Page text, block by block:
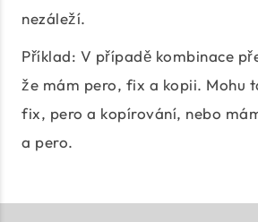
nezáleží.
Příklad: V případě kombinace
že mám pero, fix a kopii. Mohu
fix, pero a kopírování, nebo
a pero.